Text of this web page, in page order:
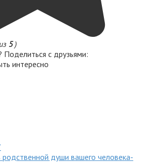
5)
Поделиться с друзьями:
интересно
родственной души вашего человека-